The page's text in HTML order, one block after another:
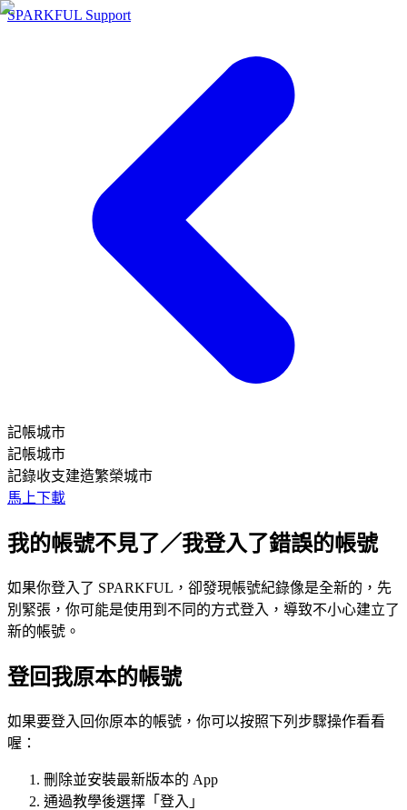
SPARKFUL Support
記帳城市
記帳城市
記錄收支建造繁榮城市
馬上下載
我的帳號不見了／我登入了錯誤的帳號
如果你登入了 SPARKFUL，卻發現帳號紀錄像是全新的，先
別緊張，你可能是使用到不同的方式登入，導致不小心建立了
新的帳號。
登回我原本的帳號
如果要登入回你原本的帳號，你可以按照下列步驟操作看看
喔：
刪除並安裝最新版本的 App
通過教學後選擇「登入」